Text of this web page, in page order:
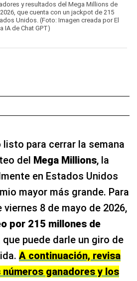
y resultados del Mega Millions de
que cuenta con un jackpot de 215
Unidos. (Foto: Imagen creada por El
IA de Chat GPT)
listo para cerrar la semana
del Mega Millions, la
en Estados Unidos
mayor más grande. Para
8 de mayo de 2026,
por 215 millones de
que puede darle un giro de
A continuación, revisa
ganadores y los